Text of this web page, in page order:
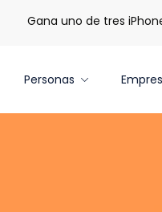
Gana uno de tres iPhone 17
Personas